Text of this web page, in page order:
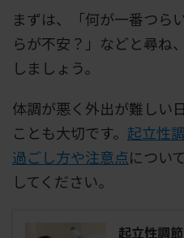
まずは、「何が一番つら
らが不安？」などと尋ね
しましょう。
体調が悪く外出が難しい
ことも大切です。 起立性
過ごし方や注意点につい
してください。
起立性調